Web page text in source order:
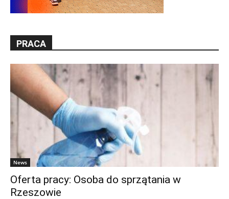
PRACA
News
Oferta pracy: Osoba do sprzątania w
Rzeszowie